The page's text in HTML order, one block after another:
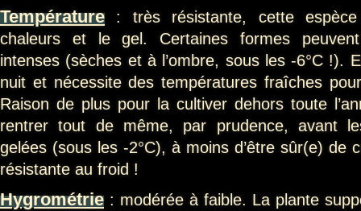
Température : très résistante, cette
chaleurs et le gel. Certaines formes
intenses (sèches et à l’ombre, sous les -6°C !).
nuit et nécessite des températures fraîches
Raison de plus pour la cultiver dehors toute
rentrer tout de même, par prudence, avant
gelées (sous les -2°C), à moins d’être sûr(e) de
résistante au froid !
Hygrométrie : modérée à faible. La plante